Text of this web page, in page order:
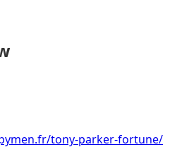
tony-parker-fortune/